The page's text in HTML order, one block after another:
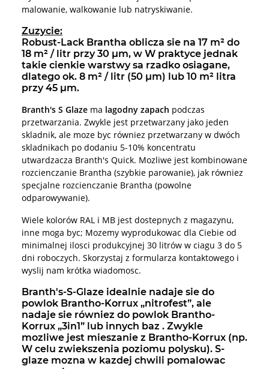
malowanie, walkowanie lub natryskiwanie.
Zuzycie:
Robust-Lack Brantha oblicza sie na 17 m² do
18 m² / litr przy 30 µm, w W praktyce jednak
takie cienkie warstwy sa rzadko osiagane,
dlatego ok. 8 m² / litr (50 µm) lub 10 m² litra
przy 45 µm.
Branth's S Glaze ma lagodny zapach podczas
przetwarzania. Zwykle jest przetwarzany jako jeden
skladnik, ale moze byc równiez przetwarzany w dwóch
skladnikach po dodaniu 5-10% koncentratu
utwardzacza Branth's Quick. Mozliwe jest kombinowane
rozcienczanie Brantha (szybkie parowanie), jak równiez
specjalne rozcienczanie Brantha (powolne
odparowywanie).
Wiele kolorów RAL i MB jest dostepnych z magazynu,
inne moga byc; Mozemy wyprodukowac dla Ciebie od
minimalnej ilosci produkcyjnej 30 litrów w ciagu 3 do 5
dni roboczych. Skorzystaj z formularza kontaktowego i
wyslij nam krótka wiadomosc.
Branth's-S-Glaze idealnie nadaje sie do
powlok Brantho-Korrux „nitrofest”, ale
nadaje sie równiez do powlok Brantho-
Korrux „3in1” lub innych baz . Zwykle
mozliwe jest mieszanie z Brantho-Korrux (np.
W celu zwiekszenia poziomu polysku). S-
glaze mozna w kazdej chwili pomalowac